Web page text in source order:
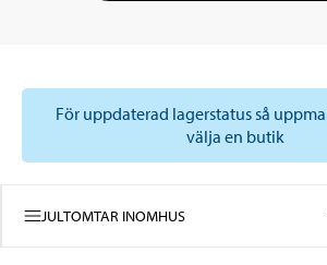
För uppdaterad lagerstatus så
välja en butik
JULTOMTAR INOMHUS